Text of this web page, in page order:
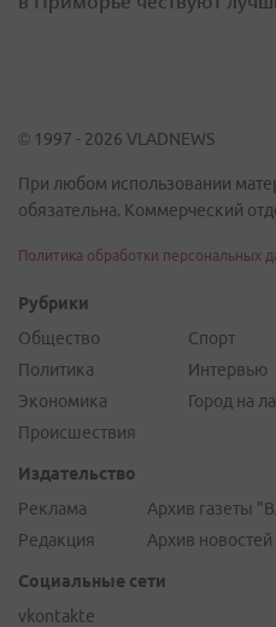
© 1997 - 2026 VLADNEWS
При любом использовании
обязательна. Коммерческий
Политика обработки персональных
Рубрики
Общество
Политика
Экономика
Происшествия
Спорт
Интервью
Город на
Издательство
Реклама
Редакция
Архив газеты
Архив новостей
Социальные сети
vkontakte